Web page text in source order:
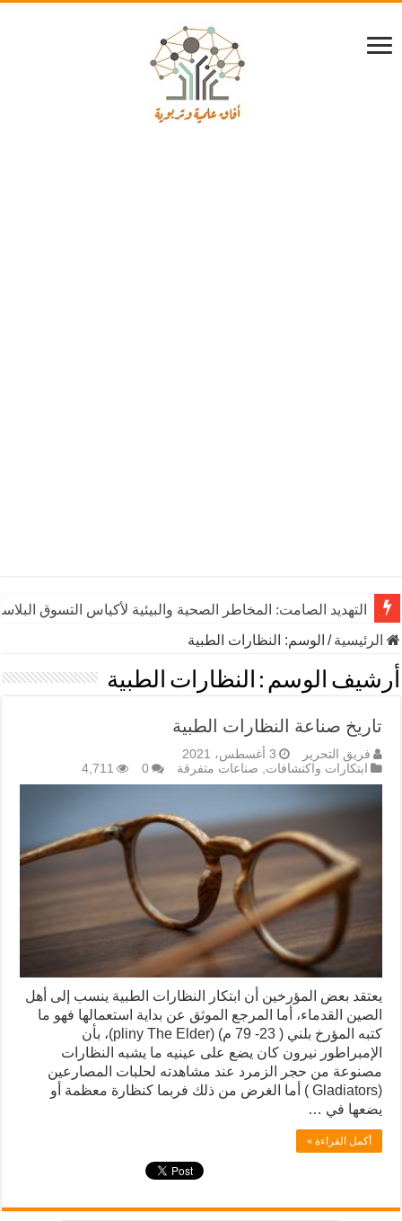
التهديد الصامت: المخاطر الصحية والبيئية لأكياس التسوق
الرئيسية/ الوسم: النظارات الطبية
أرشيف الوسم : النظارات الطبية
تاريخ صناعة النظارات الطبية
فريق التحرير
3 أغسطس، 2021
ابتكارات واكتشافات, صناعات متفرقة 0
4,711
يعتقد بعض المؤرخين أن ابتكار النظارات الطبية ينسب إلى أهل
الصين القدماء، أما المرجع الموثق عن بداية استعمالها فهو ما
كتبه المؤرخ بلني ( 23- 79 م) (pliny The Elder)، بأن
الإمبراطور نيرون كان يضع على عينيه ما يشبه النظارات
مصنوعة من حجر الزمرد عند مشاهدته لحلبات المصارعين
(Gladiators ) أما الغرض من ذلك فربما كنظارة معظمة أو
يضعها في …
أكمل القراءة »